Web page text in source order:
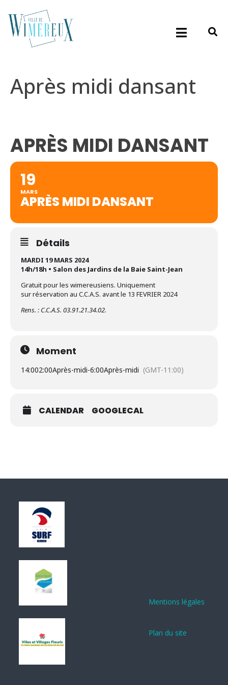
Après midi dansant
APRÈS MIDI DANSANT
19
MARS
APRÈS MIDI DANSANT
Détails
MARDI 19 MARS 2024
14h/18h • Salon des Jardins de la Baie Saint-Jean
Gratuit pour les wimereusiens. Uniquement
sur réservation au C.C.A.S. avant le 13 FEVRIER 2024
Rens. : C.C.A.S. 03.91.21.34.02.
Moment
14:002:00Après-midi-6:00Après-midi (GMT-11:00)
CALENDAR GOOGLECAL
Mentions légales
Plan du site